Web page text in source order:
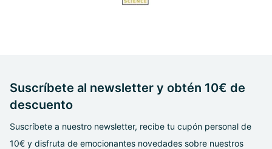
Suscríbete al newsletter y obtén 10€ de
descuento
Suscríbete a nuestro newsletter, recibe tu cupón personal de
10€ y disfruta de emocionantes novedades sobre nuestros